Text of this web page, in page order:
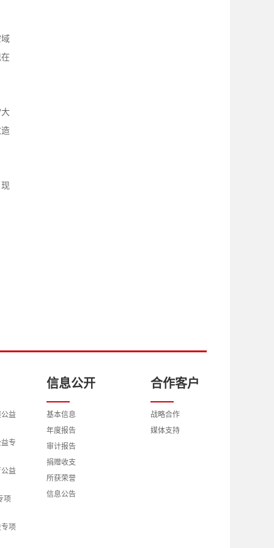
益
专
益
项
项
信息公开
基本信息
年度报告
审计报告
捐赠收支
所获荣誉
信息公告
合作客户
战略合作
媒体支持